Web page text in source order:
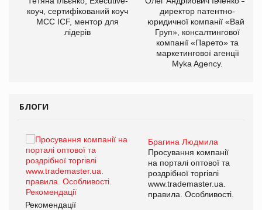
коуч, сертифікований коуч
МСС ICF, ментор для
лідерів
директор патентно-
юридичної компанії «Вайз
Груп», консалтингової
компанії «Парето» та
маркетингової агенції
Myka Agency.
БЛОГИ
Брагина Людмила
Просування компанії
на порталі оптової та
роздрібної торгівлі
www.trademaster.ua.
правила. Особливості.
Рекомендації